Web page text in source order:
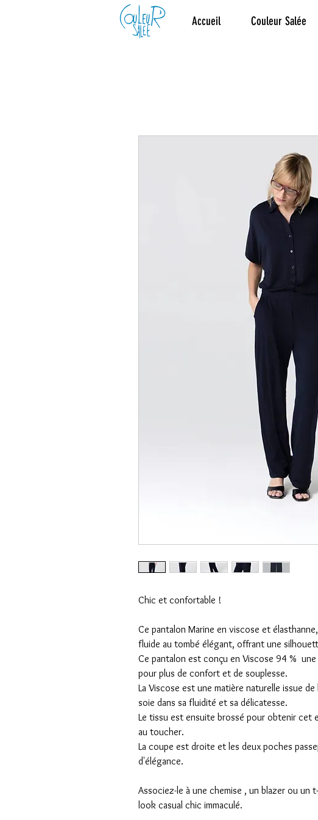
Accueil Couleur Salée
Chic et confortable !
Ce pantalon Marine en viscose et
fluide au tombé élégant, offrant une
Ce pantalon est conçu en Viscose 94 %
pour plus de confort et de souplesse.
La Viscose est une matière naturelle issue de
soie dans sa fluidité et sa délicatesse.
Le tissu est ensuite brossé pour obtenir cet
au toucher.
La coupe est droite et les deux poches
d'élégance.
Associez-le à une chemise , un blazer ou un
look casual chic immaculé.